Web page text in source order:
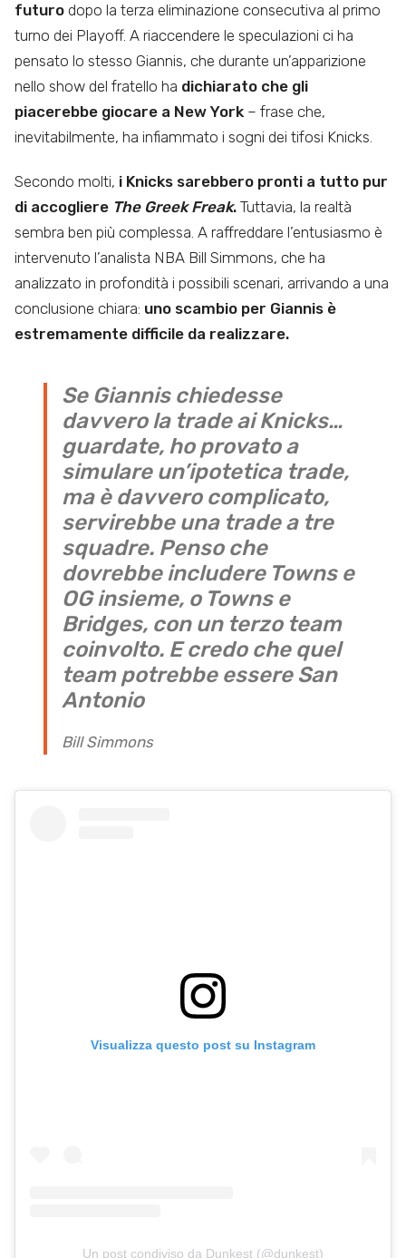
futuro dopo la terza eliminazione consecutiva al primo
turno dei Playoff. A riaccendere le speculazioni ci ha
pensato lo stesso Giannis, che durante un’apparizione
nello show del fratello ha dichiarato che gli
piacerebbe giocare a New York – frase che,
inevitabilmente, ha infiammato i sogni dei tifosi Knicks.
Secondo molti, i Knicks sarebbero pronti a tutto pur
di accogliere The Greek Freak. Tuttavia, la realtà
sembra ben più complessa. A raffreddare l’entusiasmo è
intervenuto l’analista NBA Bill Simmons, che ha
analizzato in profondità i possibili scenari, arrivando a una
conclusione chiara: uno scambio per Giannis è
estremamente difficile da realizzare.
Se Giannis chiedesse
davvero la trade ai Knicks…
guardate, ho provato a
simulare un’ipotetica trade,
ma è davvero complicato,
servirebbe una trade a tre
squadre. Penso che
dovrebbe includere Towns e
OG insieme, o Towns e
Bridges, con un terzo team
coinvolto. E credo che quel
team potrebbe essere San
Antonio
Bill Simmons
Visualizza questo post su Instagram
Un post condiviso da Dunkest (@dunkest)